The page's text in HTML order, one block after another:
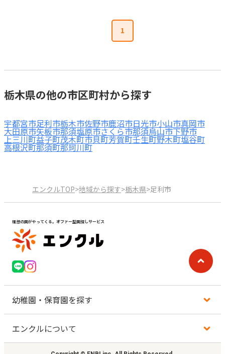
1
栃木県の他の市区町村から探す
宇都宮市足利市栃木市佐野市鹿沼市日光市小山市真岡市
大田原市矢板市那須塩原市さくら市那須烏山市下野市
上三川町益子町茂木町市貝町芳賀町壬生町野木町塩谷町
高根沢町那須町那珂川町
エンクルTOP>地域から探す>栃木県>足利市
理想の園がやってくる。オファー型園探しサービス
幼稚園・保育園を探す
エンクルについて